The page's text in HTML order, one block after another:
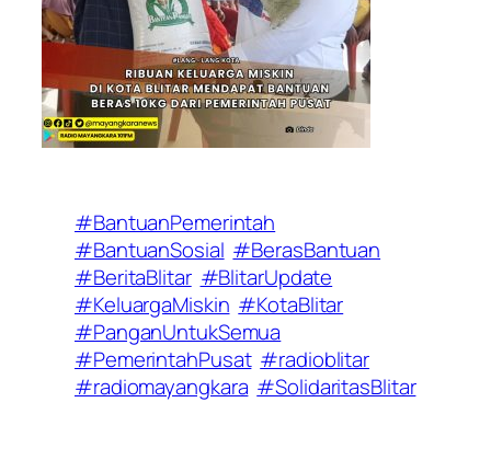
#BantuanPemerintah
#BantuanSosial #BerasBantuan
#BeritaBlitar #BlitarUpdate
#KeluargaMiskin #KotaBlitar
#PanganUntukSemua
#PemerintahPusat #radioblitar
#radiomayangkara #SolidaritasBlitar